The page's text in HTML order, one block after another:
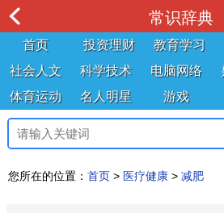
常识辞典
首页 投资理财 教育学习
社会人文
科学技术 电脑网络
体育运动
名人明星 游戏
您所在的位置： 首页 > 医疗健康 > 减肥